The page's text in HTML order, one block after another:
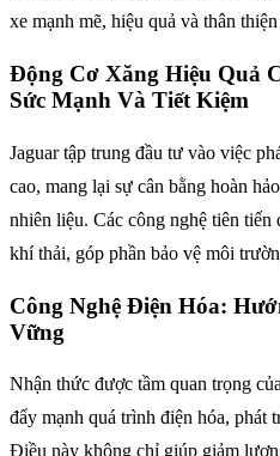
xe mạnh mẽ, hiệu quả và thân
Động Cơ Xăng Hiệu Quả
Sức Mạnh Và Tiết Kiệm
Jaguar tập trung đầu tư vào việc
cao, mang lại sự cân bằng hoàn
nhiên liệu. Các công nghệ tiên
khí thải, góp phần bảo vệ môi
Công Nghệ Điện Hóa:
Vững
Nhận thức được tầm quan trọng
đẩy mạnh quá trình điện hóa, phát
Điều này không chỉ giúp giảm